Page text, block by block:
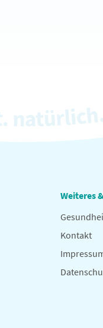
Weiteres
Kontakt